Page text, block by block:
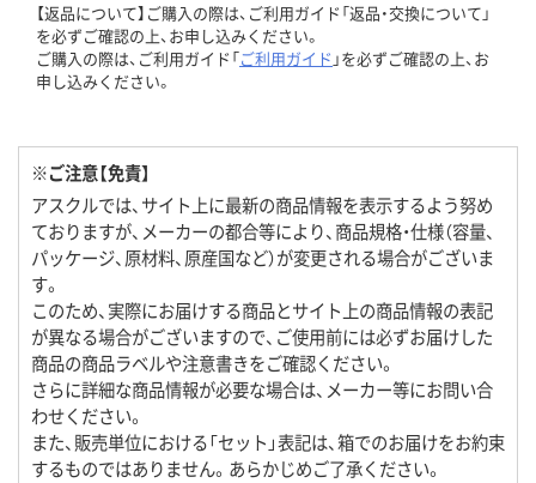
【返品について】ご購入の際は、ご利用ガイド「返品・交換について」
を必ずご確認の上、お申し込みください。
ご購入の際は、ご利用ガイド「ご利用ガイド 」を必ずご確認の上、お
申し込みください。
※ご注意【免責】
アスクルでは、サイト上に最新の商品情報を表示するよう努め
ておりますが、メーカーの都合等により、商品規格・仕様（容量、
パッケージ、原材料、原産国など）が変更される場合がございま
す。
このため、実際にお届けする商品とサイト上の商品情報の表記
が異なる場合がございますので、ご使用前には必ずお届けした
商品の商品ラベルや注意書きをご確認ください。
さらに詳細な商品情報が必要な場合は、メーカー等にお問い合
わせください。
また、販売単位における「セット」表記は、箱でのお届けをお約束
するものではありません。あらかじめご了承ください。